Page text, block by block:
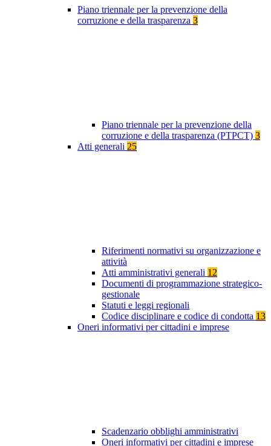
Piano triennale per la prevenzione della
corruzione e della trasparenza 3
Piano triennale per la prevenzione della
corruzione e della trasparenza (PTPCT) 3
Atti generali 25
Riferimenti normativi su organizzazione e
attività
Atti amministrativi generali 12
Documenti di programmazione strategico-
gestionale
Statuti e leggi regionali
Codice disciplinare e codice di condotta 13
Oneri informativi per cittadini e imprese
Scadenzario obblighi amministrativi
Oneri informativi per cittadini e imprese